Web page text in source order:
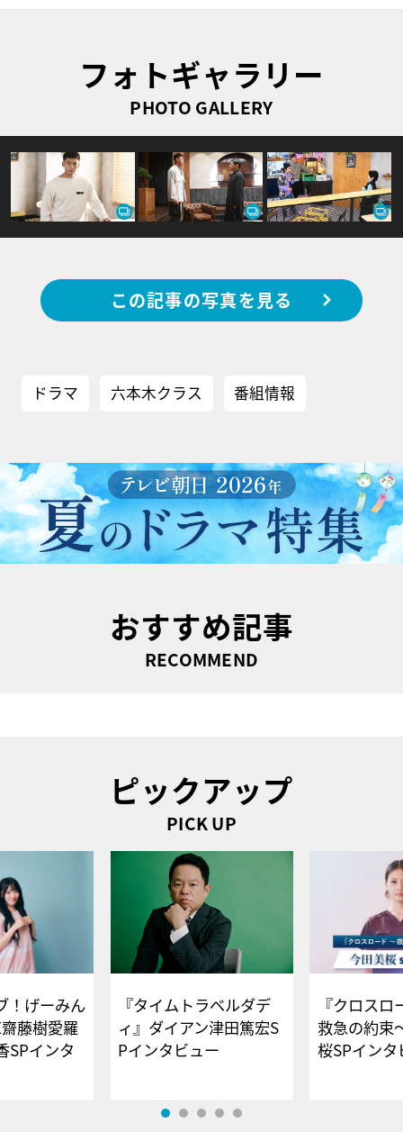
フォトギャラリー
PHOTO GALLERY
この記事の写真を見る
ドラマ 六本木クラス 番組情報
おすすめ記事
RECOMMEND
ピックアップ
PICK UP
！げーみん
藤樹愛羅
SPインタ
『タイムトラベルダデ
ィ』ダイアン津田篤宏S
Pインタビュー
『クロス
救急の約束
桜SPイ